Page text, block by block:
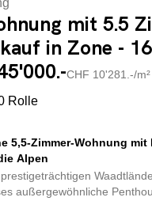
mit 5.5
in Zone -
CHF 10'281.-/m²
Rolle
5,5-Zimmer-Wohnung mit
Alpen
außergewöhnliche